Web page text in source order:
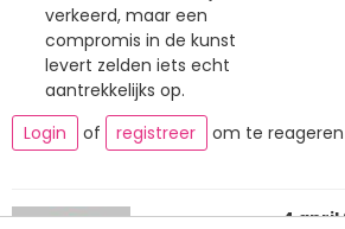
verkeerd, maar een
compromis in de kunst
levert zelden iets echt
aantrekkelijks op.
Login
of registreer om te reageren
4 april